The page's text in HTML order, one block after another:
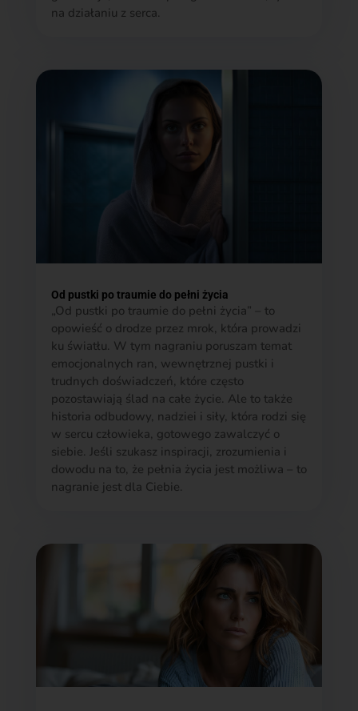
na działaniu z serca.
Od pustki po traumie do pełni życia
„Od pustki po traumie do pełni życia” – to
opowieść o drodze przez mrok, która prowadzi
ku światłu. W tym nagraniu poruszam temat
emocjonalnych ran, wewnętrznej pustki i
trudnych doświadczeń, które często
pozostawiają ślad na całe życie. Ale to także
historia odbudowy, nadziei i siły, która rodzi się
w sercu człowieka, gotowego zawalczyć o
siebie. Jeśli szukasz inspiracji, zrozumienia i
dowodu na to, że pełnia życia jest możliwa – to
nagranie jest dla Ciebie.